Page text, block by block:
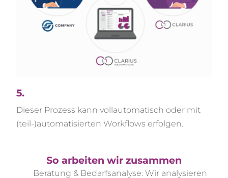
5.
Dieser Prozess kann vollautomatisch oder mit
(teil-)automatisierten Workflows erfolgen.
So arbeiten wir zusammen
Beratung & Bedarfsanalyse: Wir analysieren